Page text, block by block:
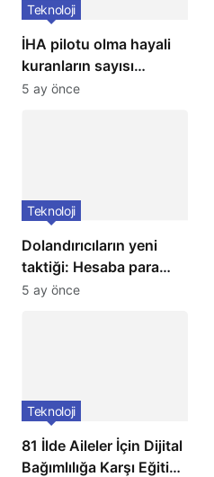
İHA pilotu olma hayali
kuranların sayısı
neredeyse üç katına
Teknoloji
5 ay önce
Dolandırıcıların yeni
taktiği: Hesaba para
gönderip geri istiyorlar!
Teknoloji
5 ay önce
81 İlde Aileler İçin Dijital
Bağımlılığa Karşı Eğitim
Teknoloji